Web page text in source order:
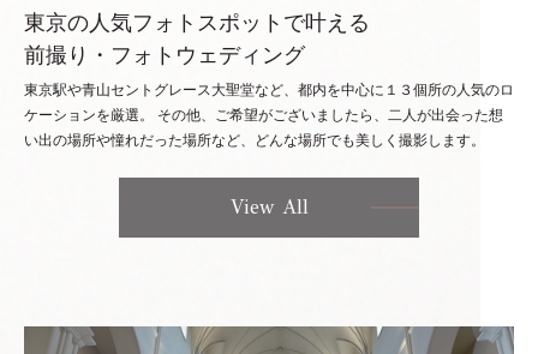
東京の人気フォトスポットで叶える
前撮り・フォトウェディング
東京駅や青山セントグレース大聖堂など、都内を中心に１３個所の人気のロ
ケーションを厳選。 その他、ご希望がございましたら、二人が出会った想
い出の場所や憧れだった場所など、どんな場所でも美しく撮影します。
View All